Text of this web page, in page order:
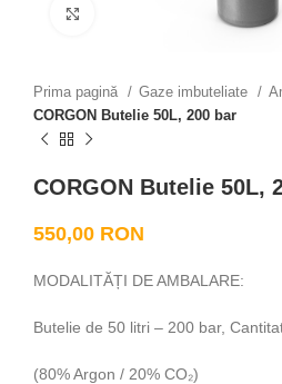
Prima pagină Gaze imbuteliate
CORGON Butelie 50L, 200 bar
CORGON Butelie 50L,
550,00 RON
MODALITĂȚI DE AMBALARE:
Butelie de 50 litri – 200 bar,
(80% Argon / 20% CO₂)